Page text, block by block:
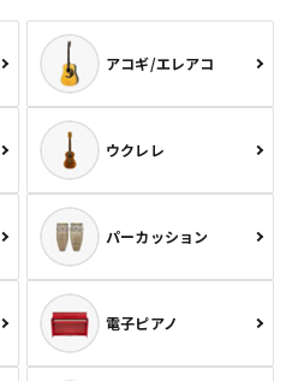
アコギ/エレアコ
ウクレレ
パーカッション
電子ピアノ